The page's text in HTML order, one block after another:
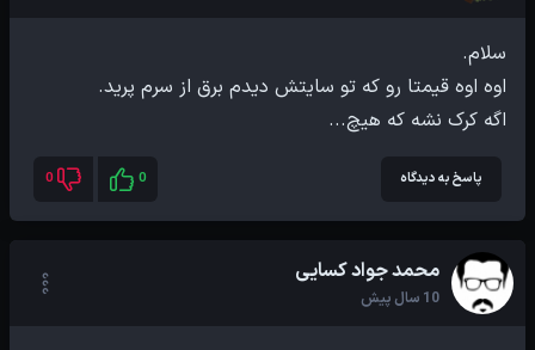
اگه کرک نشه که هیچ...
پاسخ به دیدگاه 0
0
محمد جواد کسایی
10 سال پیش